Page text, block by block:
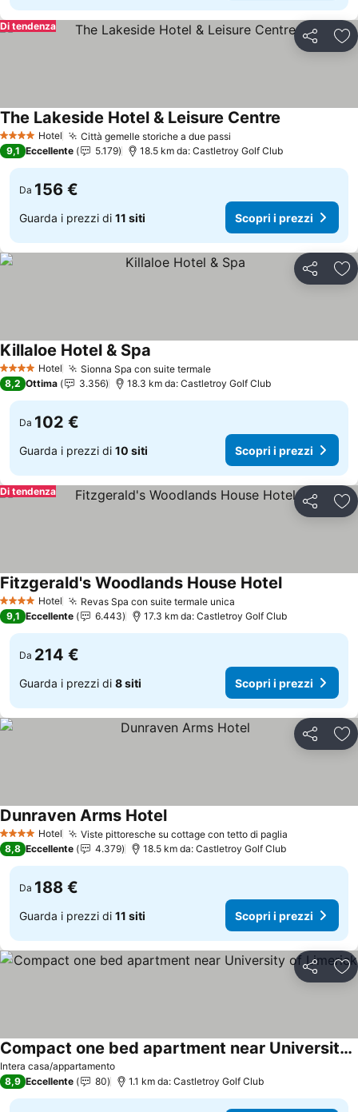
Condividi
Di tendenza
4 Stelle Hotel Città gemelle storiche a due passi
The Lakeside Hotel & Leisure Centre
9,1 Eccellente 5.179 18.5 km da: Castletroy Golf Club
Da 156 €
Guarda i prezzi di 11 siti Scopri i prezzi
Condividi
4 Stelle Hotel Sionna Spa con suite termaleScopri i prezzi
Killaloe Hotel & Spa
8,2 Ottima 3.356 18.3 km da: Castletroy Golf Club
Da 102 €
Guarda i prezzi di 10 siti Scopri i prezzi
Condividi
Di tendenza
4 Stelle Hotel Revas Spa con suite termale unica
Fitzgerald's Woodlands House HotelScopri i
9,1 Eccellente 6.443 17.3 km da: Castletroy Golf Club
Da 214 €
Guarda i prezzi di 8 siti Scopri i prezzi
Condividi
4 Stelle Hotel Viste pittoresche su cottage con tetto di paglia
Dunraven Arms HotelScopri i prezzi
8,8 Eccellente 4.379 18.5 km da: Castletroy Golf Club
Da 188 €
Guarda i prezzi di 11 siti Scopri i prezzi
Condividi
Intera casa/appartamento
Compact one bed apartment near University of Limerick
Scopri i prezzi
8,9 Eccellente 80 1.1 km da: Castletroy Golf Club